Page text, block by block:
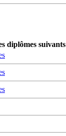
diplômes suivants